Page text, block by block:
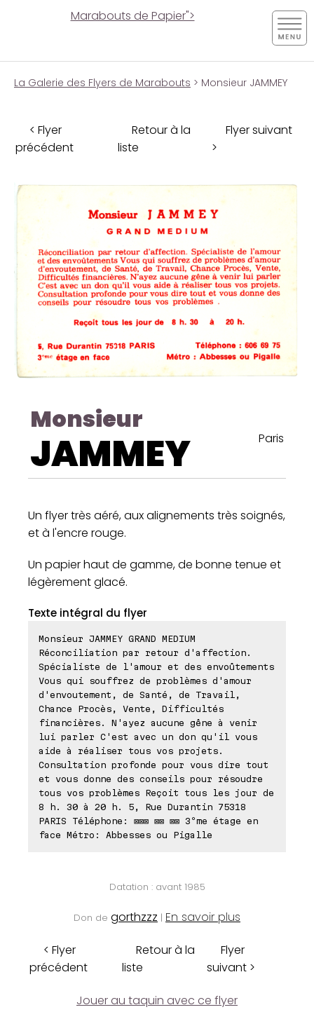
Marabouts de Papier">
La Galerie des Flyers de Marabouts > Monsieur JAMMEY
< Flyer
précédent
Retour à la
liste
Flyer suivant
>
Monsieur
JAMMEY Paris
Un flyer très aéré, aux alignements très soignés,
et à l'encre rouge.
Un papier haut de gamme, de bonne tenue et
légèrement glacé.
Texte intégral du flyer
Monsieur JAMMEY GRAND MEDIUM
Réconciliation par retour d'affection.
Spécialiste de l'amour et des envoûtements
Vous qui souffrez de problèmes d'amour
d'envoutement, de Santé, de Travail,
Chance Procès, Vente, Difficultés
financières. N'ayez aucune gêne à venir
lui parler C'est avec un don qu'il vous
aide à réaliser tous vos projets.
Consultation profonde pour vous dire tout
et vous donne des conseils pour résoudre
tous vos problèmes Reçoit tous les jour de
8 h. 30 à 20 h. 5, Rue Durantin 75318
PARIS Téléphone: ⊠⊠⊠ ⊠⊠ ⊠⊠ 3ºme étage en
face Métro: Abbesses ou Pigalle
Datation : avant 1985
Don de gorthzzz | En savoir plus
< Flyer
précédent
Retour à la
liste
Flyer
suivant >
Jouer au taquin avec ce flyer